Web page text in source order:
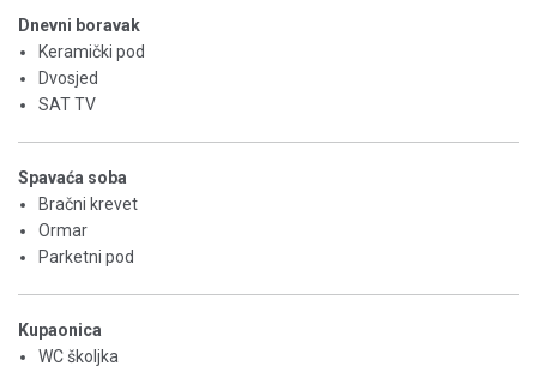
Dnevni boravak
Keramički pod
Dvosjed
SAT TV
Spavaća soba
Bračni krevet
Ormar
Parketni pod
Kupaonica
WC školjka